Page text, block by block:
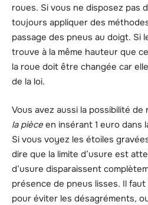
roues. Si vous ne disposez pas
toujours appliquer des
passage des pneus au doigt. Si
trouve à la même hauteur que
la roue doit être changée car
de la loi.
Vous avez aussi la possibilité de
la pièce en insérant 1 euro dans
Si vous voyez les étoiles
dire que la limite d’usure est
d’usure disparaissent
présence de pneus lisses. Il
pour éviter les désagréments,